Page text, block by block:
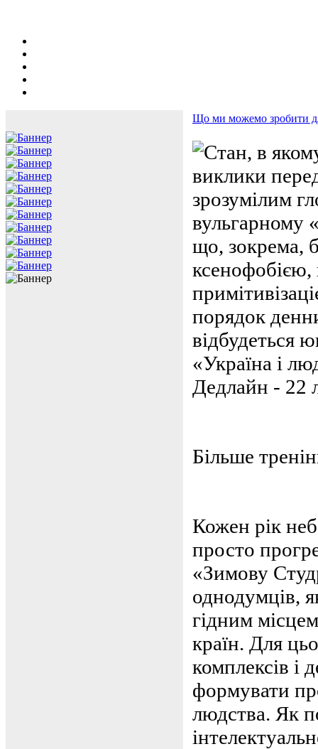
Що ми можемо зробити
Стан, в
виклики
зрозумілим
вульгарному
що, зокрема,
порядок
відбудеться
«Україна і
Дедлайн - 22
Більше
Кожен рік
просто
«Зимову
однодумців,
гідним
країн. Для
комплексів і
формувати
людства. Як